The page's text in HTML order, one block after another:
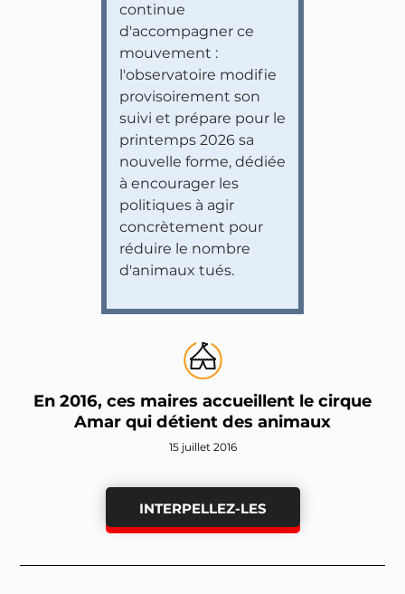
continue
d'accompagner ce
mouvement :
l'observatoire modifie
provisoirement son
suivi et prépare pour le
printemps 2026 sa
nouvelle forme, dédiée
à encourager les
politiques à agir
concrètement pour
réduire le nombre
d'animaux tués.
En 2016, ces maires accueillent le cirque
Amar qui détient des animaux
15 juillet 2016
INTERPELLEZ-LES